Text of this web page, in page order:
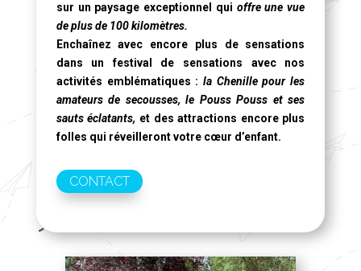
sur un paysage exceptionnel qui offre une vue
de plus de 100 kilomètres.
Enchaînez avec encore plus de sensations
dans un festival de sensations avec nos
activités emblématiques : la Chenille pour les
amateurs de secousses, le Pouss Pouss et ses
sauts éclatants, et des attractions encore plus
folles qui réveilleront votre cœur d’enfant.
CONTACT